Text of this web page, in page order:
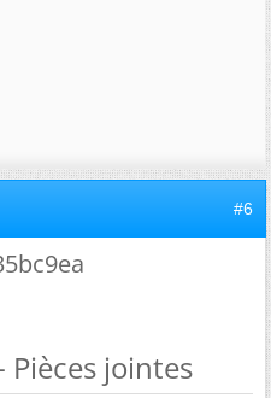
#6
Pièces jointes